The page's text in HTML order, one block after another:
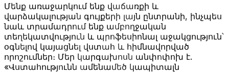
Մենք առաջարկում ենք վաճառքի և
վարձակալության գույքերի լայն ընտրանի, ինչպես
նաև տրամադրում ենք ամբողջական
տեղեկատվություն և պրոֆեսիոնալ աջակցություն՝
օգնելով կայացնել վստահ և հիմնավորված
որոշումներ։ Մեր կարգախոսն անփոփոխ է.
«Վստահությունն ամենամեծ կապիտալն